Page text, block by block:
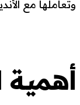
وتعاملها مع
أهمية